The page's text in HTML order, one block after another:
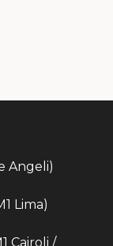
Angeli)
Lima)
Cairoli /